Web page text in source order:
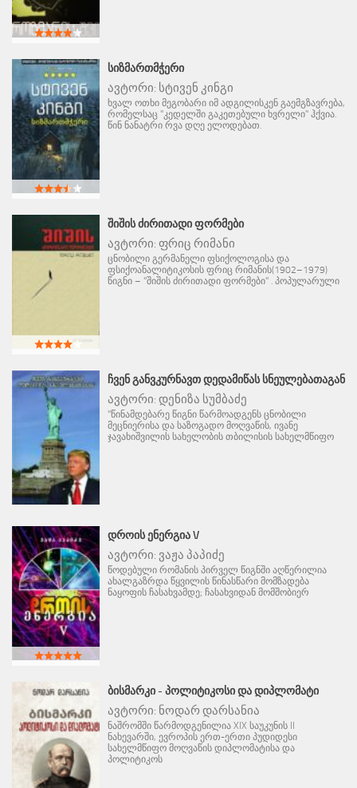
ᲡᲘᲖᲛᲐᲠᲗᲛᲭᲔᲠᲘ
ავტორი: სტივენ კინგი
ხვალ ოთხი მეგობარი იმ ადგილისკენ გაემგზავრება,
რომელსაც "კედელში გაკეთებული ხვრელი" ჰქვია.
წინ ნანატრი რვა დღე ელოდებათ.
ᲨᲘᲨᲘᲡ ᲫᲘᲠᲘᲗᲐᲓᲘ ᲤᲝᲠᲛᲔᲑᲘ
ავტორი: ფრიც რიმანი
ცნობილი გერმანელი ფსიქოლოგისა და
ფსიქოანალიტიკოსის ფრიც რიმანის(1902–1979)
წიგნი – "შიშის ძირითადი ფორმები" . პოპულარული
ᲩᲕᲔᲜ ᲒᲐᲜᲕᲙᲣᲠᲜᲐᲕᲗ ᲓᲔᲓᲐᲛᲘᲬᲐᲡ ᲡᲜᲔᲣᲚᲔᲑᲐᲗᲐᲒᲐᲜ
ავტორი: დენიზა სუმბაძე
"წინამდებარე წიგნი წარმოადგენს ცნობილი
მეცნიერისა და საზოგადო მოღვაწის, ივანე
ჯავახიშვილის სახელობის თბილისის სახელმწიფო
ᲓᲠᲝᲘᲡ ᲔᲜᲔᲠᲒᲘᲐ V
ავტორი: ვაჟა პაპიძე
წოდებული რომანის პირველ წიგნში აღწერილია
ახალგაზრდა წყვილის წინასწარი მომზადება
ნაყოფის ჩასახვამდე; ჩასახვიდან მომშობიერ
ᲑᲘᲡᲛᲐᲠᲙᲘ - ᲞᲝᲚᲘᲢᲘᲙᲝᲡᲘ ᲓᲐ ᲓᲘᲞᲚᲝᲛᲐᲢᲘ
ავტორი: ნოდარ დარსანია
ნაშრომში წარმოდგენილია XIX საუკუნის II
ნახევარში, ევროპის ერთ-ერთი პუდიდესი
სახელმწიფო მოღვაწის დიპლომატისა და
პოლიტიკოს